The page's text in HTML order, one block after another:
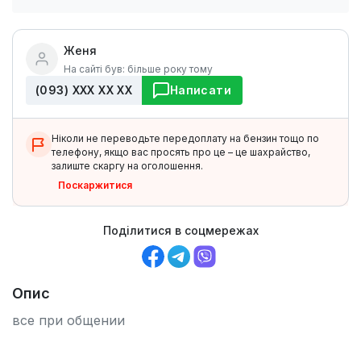
Женя
На сайті був: більше року тому
(093) ХХХ ХХ ХХ Написати
Ніколи не переводьте передоплату на бензин тощо по
телефону, якщо вас просять про це – це шахрайство,
залиште скаргу на оголошення.
Поскаржитися
Поділитися в соцмережах
Опис
все при общении